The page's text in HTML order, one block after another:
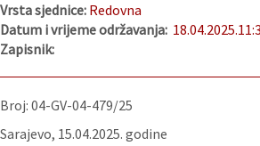
Vrsta sjednice: Redovna
Datum i vrijeme održavanja: 18.04.2025.
Zapisnik:
Broj: 04-GV-04-479/25
Sarajevo, 15.04.2025. godine